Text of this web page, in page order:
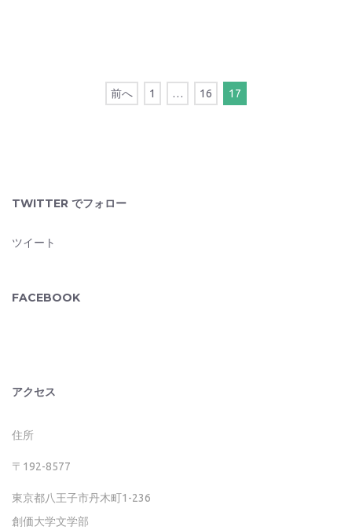
前へ 1 … 16 17
TWITTER でフォロー
ツイート
FACEBOOK
アクセス
住所
〒192-8577
東京都八王子市丹木町1-236
創価大学文学部